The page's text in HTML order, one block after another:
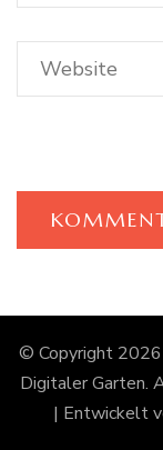
© Copyright 2026
Digitaler Garten.
| Entwickelt